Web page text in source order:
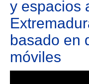
y espacios
basado en
móviles